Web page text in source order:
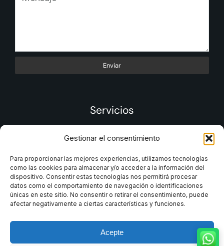
Gestionar el consentimiento
Para proporcionar las mejores experiencias, utilizamos tecnologías
como las cookies para almacenar y/o acceder a la información del
dispositivo. Consentir estas tecnologías nos permitirá procesar
datos como el comportamiento de navegación o identificaciones
únicas en este sitio. No consentir o retirar el consentimiento, puede
afectar negativamente a ciertas características y funciones.
Acepte
Enviar
Servicios